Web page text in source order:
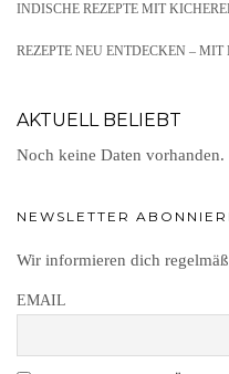
INDISCHE REZEPTE MIT
REZEPTE NEU ENTDECKEN –
AKTUELL BELIEBT
Noch keine Daten vorhanden.
NEWSLETTER
Wir informieren dich
EMAIL